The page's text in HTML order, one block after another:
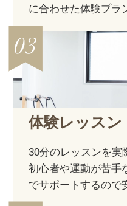
に合わせた体験プラ
体験レッスン
30分のレッスンを実
初心者や運動が苦手
でサポートするので